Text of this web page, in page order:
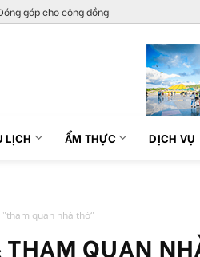
góp cho cộng đồng
LỊCH ẨM THỰC DỊCH VỤ
"tham quan nhà thờ"
THAM QUAN